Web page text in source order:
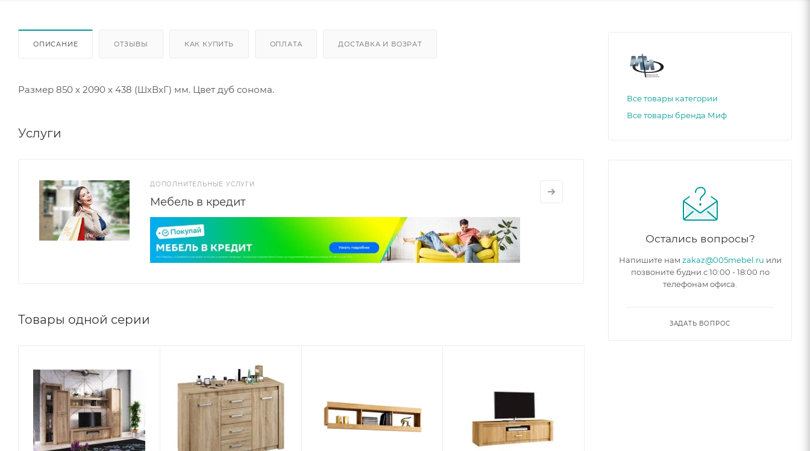
ОПИСАНИЕ ОТЗЫВЫ КАК КУПИТЬ ОПЛАТА ДОСТАВКА И ВОЗРАТ
Размер 850 х 2090 х 438 (ШхВхГ) мм. Цвет дуб сонома.
Услуги
ДОПОЛНИТЕЛЬНЫЕ УСЛУГИ
Мебель в кредит
Товары одной серии
Все товары категории
Все товары бренда Миф
Остались вопросы?
Напишите нам zakaz@005mebel.ru или
позвоните будни с 10:00 - 18:00 по
телефонам офиса.
ЗАДАТЬ ВОПРОС